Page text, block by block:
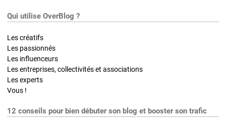
Qui utilise OverBlog ?
Les créatifs
Les passionnés
Les influenceurs
Les entreprises, collectivités et associations
Les experts
Vous !
12 conseils pour bien débuter son blog et booster son trafic